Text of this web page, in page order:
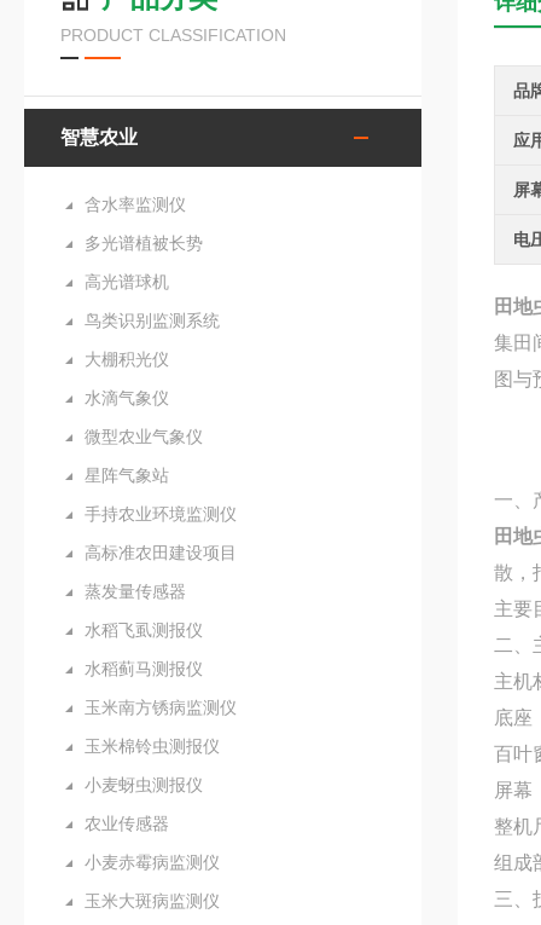
PRODUCT CLASSIFICATION
智慧农业
含水率监测仪
多光谱植被长势
高光谱球机
鸟类识别监测系统
大棚积光仪
水滴气象仪
微型农业气象仪
星阵气象站
手持农业环境监测仪
高标准农田建设项目
蒸发量传感器
水稻飞虱测报仪
水稻蓟马测报仪
玉米南方锈病监测仪
玉米棉铃虫测报仪
小麦蚜虫测报仪
农业传感器
小麦赤霉病监测仪
玉米大斑病监测仪
品
应
屏
电
田地
集田
图与
一、
田地
散，
主要
二、
主机
底座
百叶
屏幕
整机
组成
三、